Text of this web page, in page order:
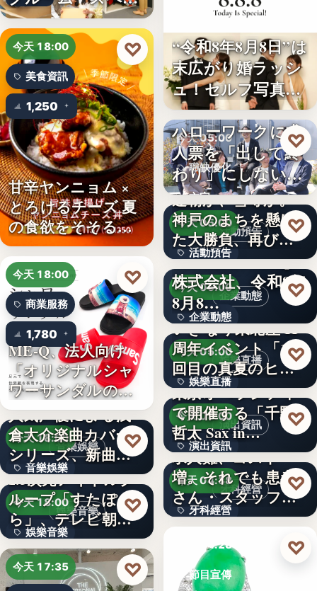
ボ東武宇…
今天 18:00
美食資訊
1,250
甘辛ヤンニョム ×
とろけるチーズ 夏
の食欲をそそる
“旨…
♡
今天 18:00
商業服務
1,780
ME-Q、法人向け
「オリジナルシャ
ワーサンダルの
OEM制…
♡
音樂娛樂
今天 18:00
音樂娛樂
1位
人気声優による浅
倉大介楽曲カバー
シリーズ、新曲が
配信チャ…
♡
娛樂音樂
今天 18:00
娛樂音樂
4
2.5次元アイドルグ
ループ「すたぽ
ら」、テレビ朝日
系全国…
♡
今天 17:35 ♡
“令和8年8月8日”は
末広がり婚ラッシ
ュ！セルフ写真館
「…
今天 05:00
職缺優化
文字
ハローワークに求
人票を「出して終
わり」にしない。
求人票・…
♡
活動預告
今天 05:00
活動預告
300人
連覇か、雪辱か。
神戸のまちを懸け
た大勝負、再び！
…
♡
企業動態
今天 05:00
企業動態
文字
Internnect Group
株式会社、令和8年
8月8…
♡
娛樂直播
今天 05:00
娛樂直播
11
いぎなり東北産 11
周年イベント「11
回目の真夏のヒロ
イ…
♡
演出資訊
今天 05:00
演出資訊
3
東京オペラシティ
で開催する「千野
哲太 Sax in…
♡
牙科經營
今天 04:38
牙科經營
求人難、コスト
増。それでも患者
さん・スタッフ・
院長を豊か…
♡
今天 04:28
節目宣傳
♡